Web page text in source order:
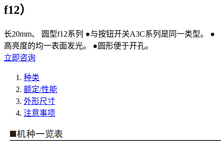
f12）
长20mm、 圆型f12系列 ●与按钮开关A3C系列是同一类型。 ●
高亮度的均一表面发光。 ●圆形便于开孔。
立即咨询
种类
额定/性能
外形尺寸
注意事项